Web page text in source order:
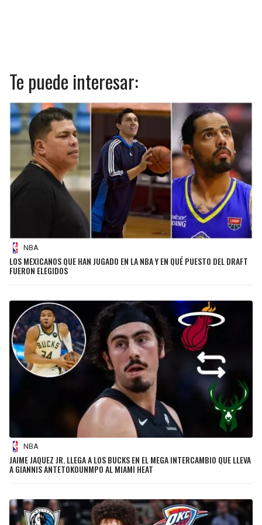
Te puede interesar:
NBA
LOS MEXICANOS QUE HAN JUGADO EN LA NBA Y EN QUÉ PUESTO DEL DRAFT
FUERON ELEGIDOS
NBA
JAIME JAQUEZ JR. LLEGA A LOS BUCKS EN EL MEGA INTERCAMBIO QUE LLEVA
A GIANNIS ANTETOKOUNMPO AL MIAMI HEAT